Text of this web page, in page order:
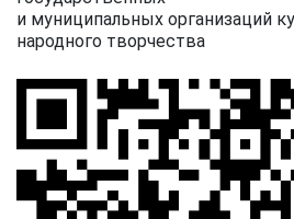
и муниципальных организаций
народного творчества